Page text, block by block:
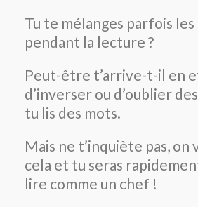
Tu te mélanges parfois les
pendant la lecture ?
Peut-être t’arrive-t-il en
d’inverser ou d’oublier
tu lis des mots.
Mais ne t’inquiète pas, on
cela et tu seras
lire comme un chef !